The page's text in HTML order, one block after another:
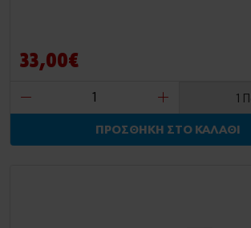
33,00€
1
ΠΡΟΣΘΗΚΗ ΣΤΟ ΚΑΛΑΘΙ